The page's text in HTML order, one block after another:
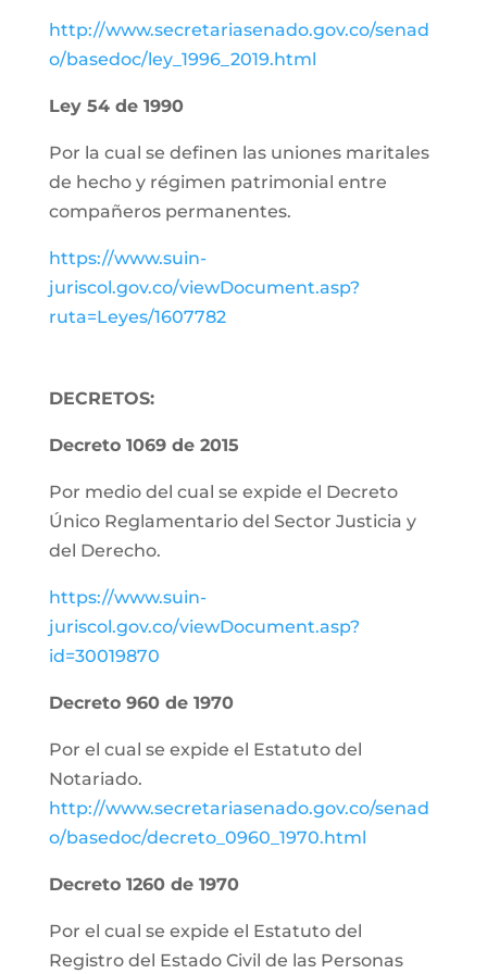
http://www.secretariasenado.gov.co/senad
o/basedoc/ley_1996_2019.html
Ley 54 de 1990
Por la cual se definen las uniones maritales
de hecho y régimen patrimonial entre
compañeros permanentes.
https://www.suin-
juriscol.gov.co/viewDocument.asp?
ruta=Leyes/1607782
DECRETOS:
Decreto 1069 de 2015
Por medio del cual se expide el Decreto
Único Reglamentario del Sector Justicia y
del Derecho.
https://www.suin-
juriscol.gov.co/viewDocument.asp?
id=30019870
Decreto 960 de 1970
Por el cual se expide el Estatuto del
Notariado.
http://www.secretariasenado.gov.co/senad
o/basedoc/decreto_0960_1970.html
Decreto 1260 de 1970
Por el cual se expide el Estatuto del
Registro del Estado Civil de las Personas